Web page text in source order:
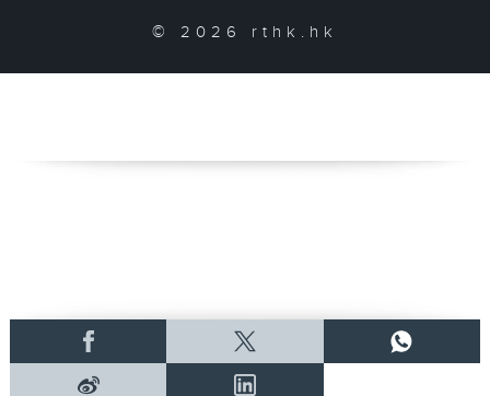
© 2026 rthk.hk